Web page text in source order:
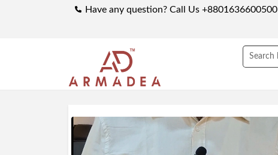
Have any question? Call Us +8801636600500